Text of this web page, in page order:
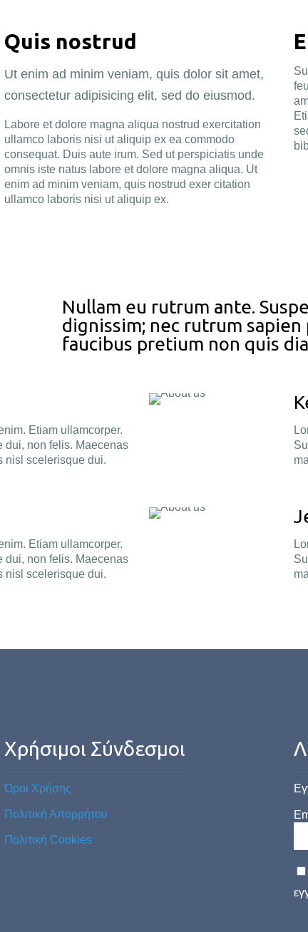
Quis nostrud
Ut enim ad minim veniam, quis dolor sit amet,
consectetur adipisicing elit, sed do eiusmod.
Labore et dolore magna aliqua nostrud exercitation
ullamco laboris nisi ut aliquip ex ea commodo
consequat. Duis aute irum. Sed ut perspiciatis unde
omnis iste natus labore et dolore magna aliqua. Ut
enim ad minim veniam, quis nostrud exer citation
ullamco laboris nisi ut aliquip ex.
Nullam eu rutrum ante.
dignissim; nec rutrum
faucibus pretium non quis
Etiam ullamcorper.
dui, non felis. Maecenas
nisl scelerisque dui.
Etiam ullamcorper.
dui, non felis. Maecenas
nisl scelerisque dui.
Χρήσιμοι Σύνδεσμοι
Όροι Χρήσης
Πολιτική Απορρήτου
Πολιτική Cookies